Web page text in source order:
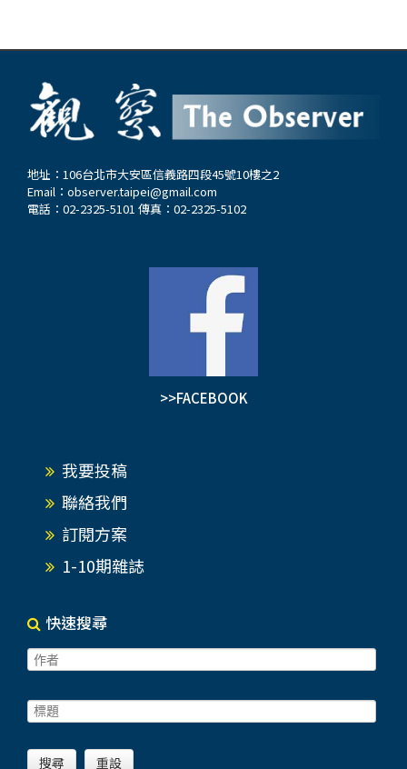
地址：106台北市大安區信義路四段45號10樓之2
Email： observer.taipei@gmail.com
電話：02-2325-5101 傳真：02-2325-5102
>>FACEBOOK
我要投稿
聯絡我們
訂閱方案
1-10期雜誌
快速搜尋